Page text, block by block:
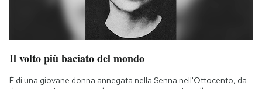
Il volto più baciato del mondo
È di una giovane donna annegata nella Senna nell'Ottocento, da